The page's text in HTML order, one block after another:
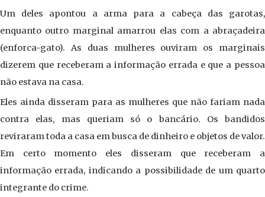
Um deles apontou a arma para a cabeça das garotas,
enquanto outro marginal amarrou elas com a abraçadeira
(enforca-gato). As duas mulheres ouviram os marginais
dizerem que receberam a informação errada e que a pessoa
não estava na casa.
Eles ainda disseram para as mulheres que não fariam nada
contra elas, mas queriam só o bancário. Os bandidos
reviraram toda a casa em busca de dinheiro e objetos de valor.
Em certo momento eles disseram que receberam a
informação errada, indicando a possibilidade de um quarto
integrante do crime.